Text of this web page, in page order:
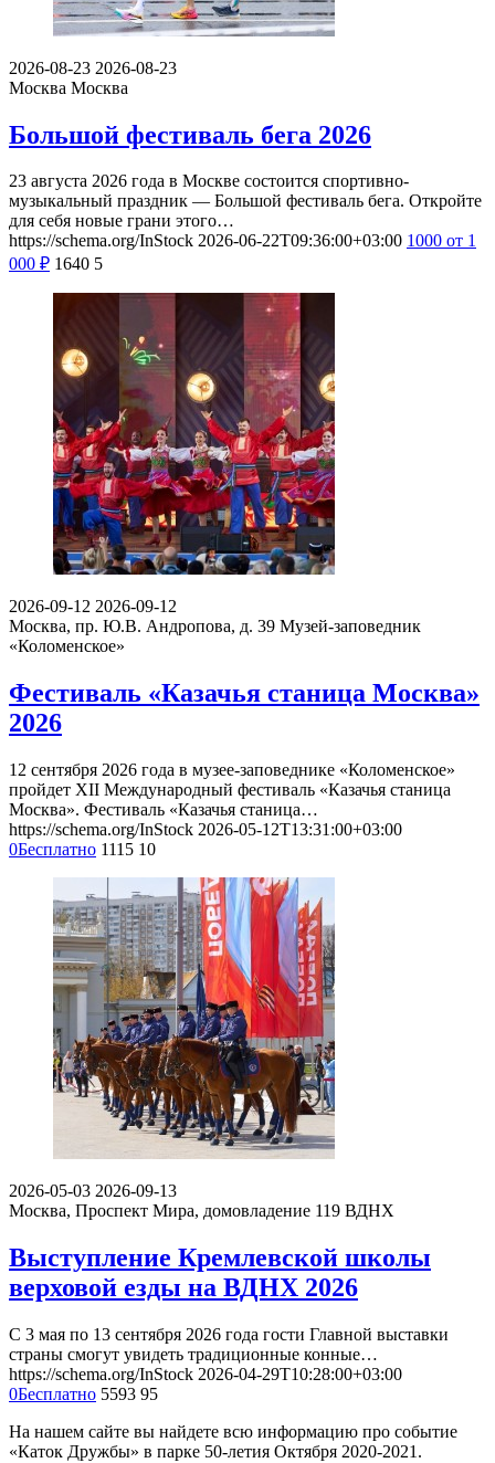
2026-08-23 2026-08-23
Москва Москва
Большой фестиваль бега 2026
23 августа 2026 года в Москве состоится спортивно-
музыкальный праздник — Большой фестиваль бега. Откройте
для себя новые грани этого…
https://schema.org/InStock 2026-06-22T09:36:00+03:00 1000 от 1
000 ₽ 1640 5
2026-09-12 2026-09-12
Москва, пр. Ю.В. Андропова, д. 39 Музей-заповедник
«Коломенское»
Фестиваль «Казачья станица Москва»
2026
12 сентября 2026 года в музее-заповеднике «Коломенское»
пройдет XII Международный фестиваль «Казачья станица
Москва». Фестиваль «Казачья станица…
https://schema.org/InStock 2026-05-12T13:31:00+03:00
0Бесплатно 1115 10
2026-05-03 2026-09-13
Москва, Проспект Мира, домовладение 119 ВДНХ
Выступление Кремлевской школы
верховой езды на ВДНХ 2026
С 3 мая по 13 сентября 2026 года гости Главной выставки
страны смогут увидеть традиционные конные…
https://schema.org/InStock 2026-04-29T10:28:00+03:00
0Бесплатно 5593 95
На нашем сайте вы найдете всю информацию про событие
«Каток Дружбы» в парке 50-летия Октября 2020-2021.